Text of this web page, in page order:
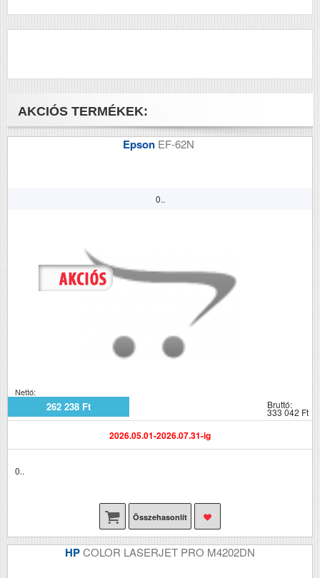
AKCIÓS TERMÉKEK:
Epson EF-62N
0..
Nettó:
262 238 Ft Bruttó:
333 042 Ft
2026.05.01-2026.07.31-ig
0..
Összehasonlít
HPCOLOR LASERJET PRO M4202DN